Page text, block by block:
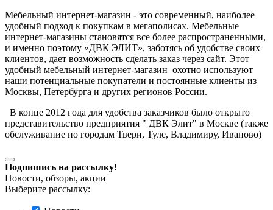
Мебельный интернет-магазин - это современный, наиболее
удобный подход к покупкам в мегаполисах. Мебельные
интернет-магазины становятся все более распространенными,
и именно поэтому «ДВК ЭЛИТ», заботясь об удобстве своих
клиентов, дает возможность сделать заказ через сайт. Этот
удобный мебельный интернет-магазин охотно используют
наши потенциальные покупатели и постоянные клиенты из
Москвы, Петербурга и других регионов России.
В конце 2012 года для удобства заказчиков было открыто
представительство предприятия " ДВК Элит" в Москве (также
обслуживание по городам Твери, Туле, Владимиру, Иваново)
Подпишись на рассылку!
Новости, обзоры, акции
Выберите рассылку: